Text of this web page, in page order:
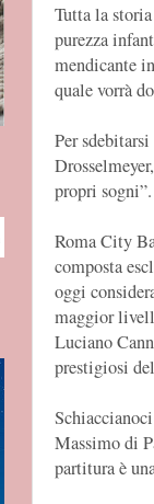
Tutta la
purezza
mendicante
quale vorrà
Per
propri sogni”.
Roma City
composta
oggi
maggior
Luciano
prestigiosi
Massimo di
partitura è